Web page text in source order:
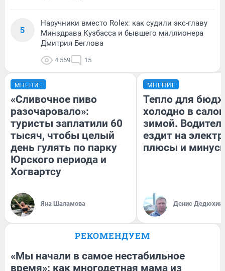
5
Наручники вместо Rolex: как судили экс-главу
Минздрава Кузбасса и бывшего миллионера
Дмитрия Беглова
4 559 15
МНЕНИЕ
«Сливочное пиво
разочаровало»:
туристы заплатили 60
тысяч, чтобы целый
день гулять по парку
Юрского периода и
Хогвартсу
Яна Шаламова
МНЕНИЕ
Тепло для
холодно в
зимой.
ездит на
плюсы и
Денис Дедюхин
РЕКОМЕНДУЕМ
«Мы начали в самое нестабильное
время»: как многодетная мама из